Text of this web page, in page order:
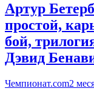
Артур
простой,
бой,
Дэвид
Чемпионат.com2